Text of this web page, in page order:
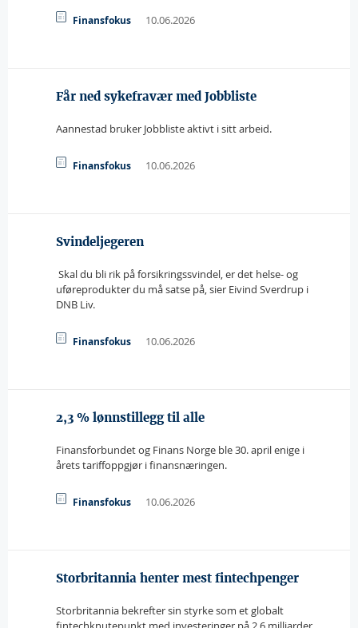
Finansfokus 10.06.2026
Får ned sykefravær med Jobbliste
Aannestad bruker Jobbliste aktivt i sitt arbeid.
Finansfokus 10.06.2026
Svindeljegeren
 Skal du bli rik på forsikringssvindel, er det helse- og
uføreprodukter du må satse på, sier Eivind Sverdrup i
DNB Liv.
Finansfokus 10.06.2026
2,3 % lønnstillegg til alle
Finansforbundet og Finans Norge ble 30. april enige i
årets tariffoppgjør i finansnæringen.
Finansfokus 10.06.2026
Storbritannia henter mest fintechpenger
Storbritannia bekrefter sin styrke som et globalt